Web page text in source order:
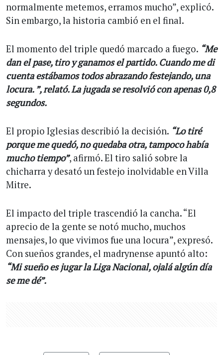
normalmente metemos, erramos mucho”, explicó.
Sin embargo, la historia cambió en el final.
El momento del triple quedó marcado a fuego. “Me
dan el pase, tiro y ganamos el partido. Cuando me di
cuenta estábamos todos abrazando festejando, una
locura. ”, relató. La jugada se resolvió con apenas 0,8
segundos.
El propio Iglesias describió la decisión. “Lo tiré
porque me quedó, no quedaba otra, tampoco había
mucho tiempo”, afirmó. El tiro salió sobre la
chicharra y desató un festejo inolvidable en Villa
Mitre.
El impacto del triple trascendió la cancha. “El
aprecio de la gente se notó mucho, muchos
mensajes, lo que vivimos fue una locura”, expresó.
Con sueños grandes, el madrynense apuntó alto:
“Mi sueño es jugar la Liga Nacional, ojalá algún día
se me dé”.